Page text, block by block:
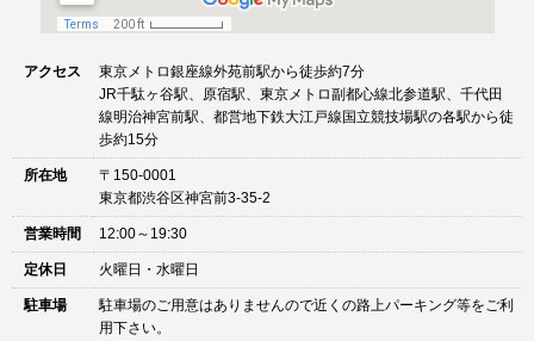
アクセス
東京メトロ銀座線外苑前駅から徒歩約7分
JR千駄ヶ谷駅、原宿駅、東京メトロ副都心線北参道駅、千代田
線明治神宮前駅、都営地下鉄大江戸線国立競技場駅の各駅から徒
歩約15分
所在地
〒150-0001
東京都渋谷区神宮前3-35-2
営業時間 12:00～19:30
定休日 火曜日・水曜日
駐車場
駐車場のご用意はありませんので近くの路上パーキング等をご利
用下さい。